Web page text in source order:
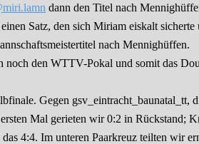
dann den Titel nach
Satz, den sich Miriam eiskalt
nach Mennighüffen.
den WTTV-Pokal und somit das
Gegen
Mal gerieten wir 0:2 in Rückstand;
4:4. Im unteren Paarkreuz teilten wir